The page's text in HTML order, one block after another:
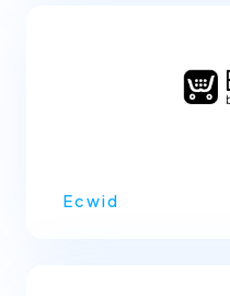
Ecwid